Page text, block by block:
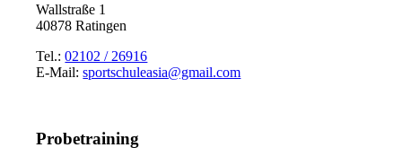
Wallstraße 1
40878 Ratingen
Tel.:02102 / 26916
E-Mail:sportschuleasia@gmail.com
Probetraining